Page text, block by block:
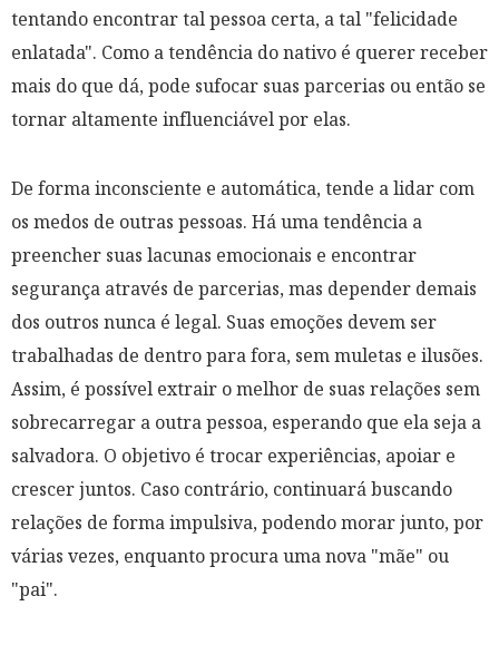
tentando encontrar tal pessoa certa, a tal "felicidade
enlatada". Como a tendência do nativo é querer receber
mais do que dá, pode sufocar suas parcerias ou então se
tornar altamente influenciável por elas.
De forma inconsciente e automática, tende a lidar com
os medos de outras pessoas. Há uma tendência a
preencher suas lacunas emocionais e encontrar
segurança através de parcerias, mas depender demais
dos outros nunca é legal. Suas emoções devem ser
trabalhadas de dentro para fora, sem muletas e ilusões.
Assim, é possível extrair o melhor de suas relações sem
sobrecarregar a outra pessoa, esperando que ela seja a
salvadora. O objetivo é trocar experiências, apoiar e
crescer juntos. Caso contrário, continuará buscando
relações de forma impulsiva, podendo morar junto, por
várias vezes, enquanto procura uma nova "mãe" ou
"pai".